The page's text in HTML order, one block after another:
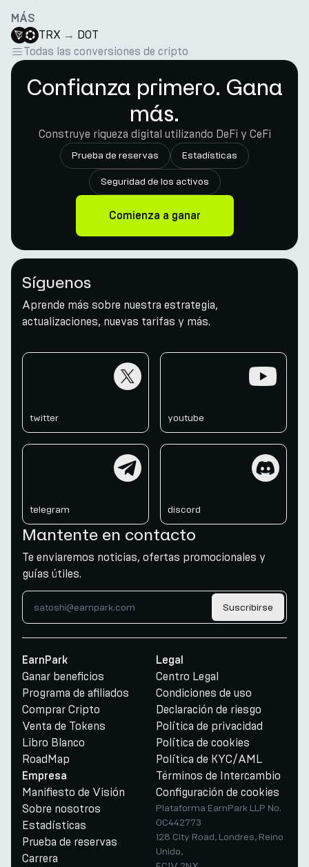
MÁS
TRX → DOT
Todas las conversiones de cripto
Confianza primero. Gana
más.
Construye riqueza digital utilizando DeFi y CeFi
Prueba de reservas Estadísticas
Seguridad de los activos
Comienza a ganar
Síguenos
Aprende más sobre nuestra estrategia,
actualizaciones, nuevas tarifas y más.
twitter youtube
telegram discord
Mantente en contacto
Te enviaremos noticias, ofertas promocionales y
guías útiles.
Suscribirse
EarnPark
Ganar beneficios
Programa de afiliados
Comprar Cripto
Venta de Tokens
Libro Blanco
RoadMap
Empresa
Manifiesto de Visión
Sobre nosotros
Estadísticas
Prueba de reservas
Carrera
Legal
Centro Legal
Condiciones de uso
Declaración de riesgo
Política de privacidad
Política de cookies
Política de KYC/AML
Términos de Intercambio
Configuración de cookies
Plataforma EarnPark LLP No.
OC442773
128 City Road, Londres, Reino
Unido,